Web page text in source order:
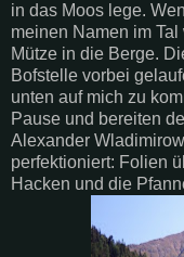
in das Moos lege.
meinen Namen im
Mütze in die Berge.
Bofstelle vorbei
unten auf mich zu
Pause und bereiten
Alexander
perfektioniert: Folien
Hacken und die